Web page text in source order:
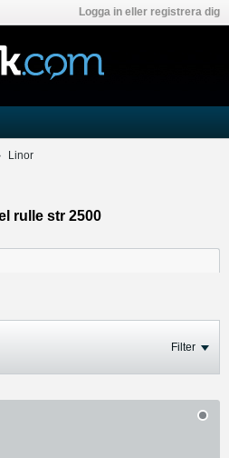
Logga in eller registrera dig
Linor
rulle str 2500
Filter